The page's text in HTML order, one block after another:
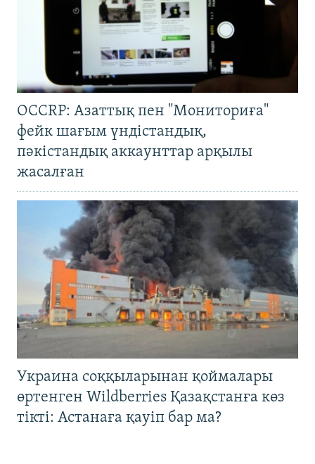
OCCRP: Азаттық пен "Мониториға"
фейк шағым үндістандық,
пәкістандық аккаунттар арқылы
жасалған
Украина соққыларынан қоймалары
өртенген Wildberries Қазақстанға көз
тікті: Астанаға қауіп бар ма?